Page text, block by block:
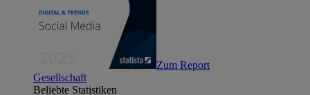
Zum Report
Gesellschaft
Beliebte Statistiken